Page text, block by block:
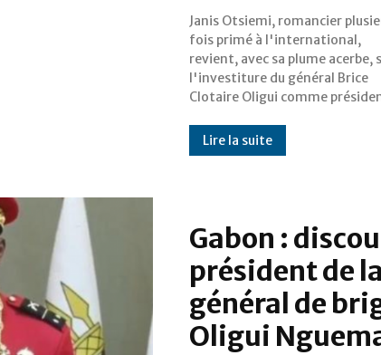
Janis Otsiemi, romancier
fois primé à l'international,
revient, avec sa plume acerbe,
l'investiture du général Brice
Clotaire Oligui comme
de la transition au Gabon.
de plusieurs lettres ouvertes,
publiées exclusivement sur
News241 dès octobre 2022,
Lire la suite
Gabon :
président de
général de
Oligui